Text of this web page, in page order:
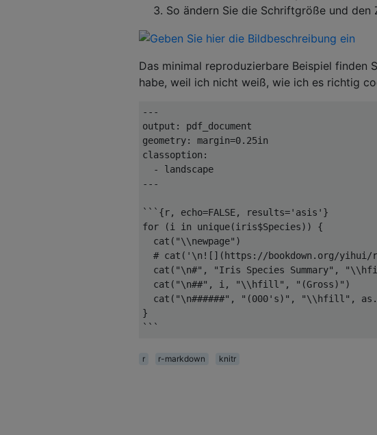
So ändern Sie die Schriftgröße und den
Das minimal reproduzierbare Beispiel finden
habe, weil ich nicht weiß, wie ich es richtig
---
output :
pdf_document
geometry: margin=0.25i n
classoption :
-
---
``` {r, echo=FALSE, results='asis' }
for
(i in unique(iris$Species))
{
  cat
( "\\newpage" )
# cat('\n![](https://bookdown.org/yihui/
  cat
( "\n#" , "Iris Species Summary" ,
  cat
( "\n##" , i , "\\hfill" , "(Gross)" )
  cat
( "\n######" , "(000's)" , "\\hfill" ,
}
```
r r-markdown knitr